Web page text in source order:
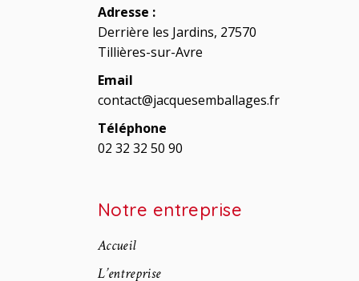
Adresse :
Derrière les Jardins, 27570
Tillières-sur-Avre
Email
contact@jacquesemballages.fr
Téléphone
02 32 32 50 90
Notre entreprise
Accueil
L’entreprise